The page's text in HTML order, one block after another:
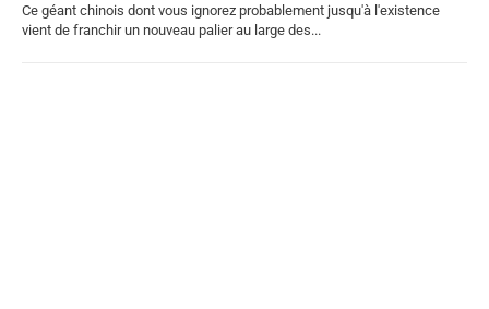
Ce géant chinois dont vous ignorez probablement jusqu'à l'existence
vient de franchir un nouveau palier au large des...